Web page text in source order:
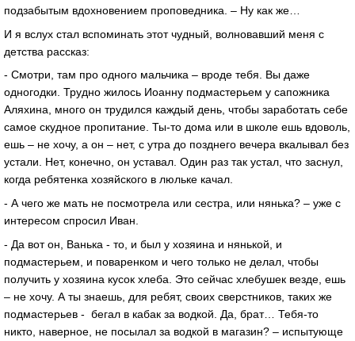
подзабытым вдохновением проповедника. – Ну как же…
И я вслух стал вспоминать этот чудный, волновавший меня с
детства рассказ:
- Смотри, там про одного мальчика – вроде тебя. Вы даже
одногодки. Трудно жилось Иоанну подмастерьем у сапожника
Аляхина, много он трудился каждый день, чтобы заработать себе
самое скудное пропитание. Ты-то дома или в школе ешь вдоволь,
ешь – не хочу, а он – нет, с утра до позднего вечера вкалывал без
устали. Нет, конечно, он уставал. Один раз так устал, что заснул,
когда ребятенка хозяйского в люльке качал.
- А чего же мать не посмотрела или сестра, или нянька? – уже с
интересом спросил Иван.
- Да вот он, Ванька - то, и был у хозяина и нянькой, и
подмастерьем, и поваренком и чего только не делал, чтобы
получить у хозяина кусок хлеба. Это сейчас хлебушек везде, ешь
– не хочу. А ты знаешь, для ребят, своих сверстников, таких же
подмастерьев - бегал в кабак за водкой. Да, брат… Тебя-то
никто, наверное, не посылал за водкой в магазин? – испытующе